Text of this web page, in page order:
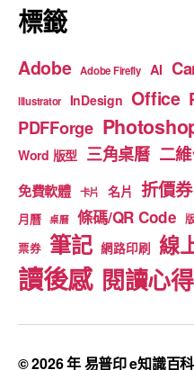
標籤
Adobe Adobe Firefly AI
Illustrator InDesign Office
PDFForge
Word 版型 三角桌曆 二
免費軟體 卡片 名片 折價券
月曆 桌曆 條碼/QR Code
票券 筆記 網路印刷 線
讀後感 閱讀心得
© 2026 年易普印 e知識百科